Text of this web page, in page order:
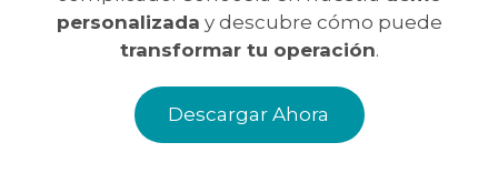
personalizada y descubre cómo puede
transformar tu operación.
Descargar Ahora